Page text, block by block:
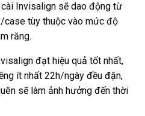
Invisalign sẽ dao động từ
tùy thuộc vào mức độ
răng.
đạt hiệu quả tốt nhất,
ít nhất 22h/ngày đều đặn,
sẽ làm ảnh hưởng đến thời